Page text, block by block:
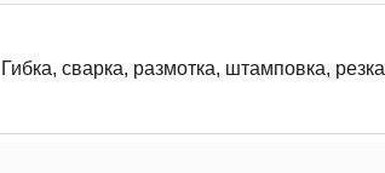
Гибка, сварка, размотка, штамповка, резка